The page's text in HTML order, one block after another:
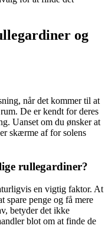
og
når det kommer til at
De er kendt for deres
Uanset om du ønsker at
skærme af for solens
rullegardiner?
en vigtig faktor. At
penge og få mere
betyder det ikke
blot om at finde de